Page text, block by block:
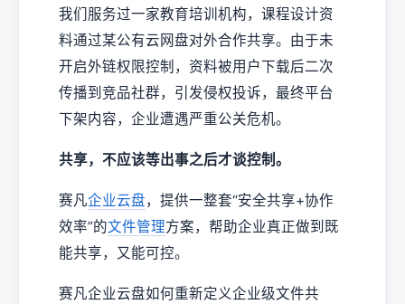
我们服务过一家教育培训机构，课程设计资
料通过某公有云网盘对外合作共享。由于未
开启外链权限控制，资料被用户下载后二次
传播到竞品社群，引发侵权投诉，最终平台
下架内容，企业遭遇严重公关危机。
共享，不应该等出事之后才谈控制。
赛凡企业云盘，提供一整套“安全共享+协作
效率”的文件管理方案，帮助企业真正做到既
能共享，又能可控。
赛凡企业云盘如何重新定义企业级文件共